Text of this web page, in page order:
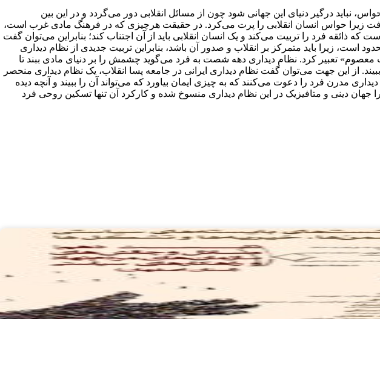
نباید درگیر دنیای این جهانی شود چون از مسائل انقلابی دور می‌گردد و در این بین
رفت زیرا حواس انسان انقلابی را پرت می‌کرد. در حقیقت هرچیزی که در فرهنگ مادی غرب است،
که ذائقه فرد را تربیت می‌کند و یک انسان انقلابی باید از آن اجتناب کند؛ بنابراین می‌توان گفت
زیرا باید متمرکز بر انقلاب و صدور آن باشد، بنابراین تربیت جدیدی از نظام دیداری
تعبیر کرد. نظام دیداری دهه شصت به فرد می‌گوید چشمش را بر دنیای مادی ببند تا
از این جهت می‌توان گفت نظام دیداری ایرانی در جامعه پسا انقلاب، یک نظام دیداری منحصر
مدرن فرد را دعوت می‌کنند که به چیزی ایمان بیاورد که می‌تواند آن را ببیند و آنچه دیده
جهان دینی و متافیزیک در این نظام دیداری منسوخ شده و کارکرد آن تنها تسکین روحی فرد